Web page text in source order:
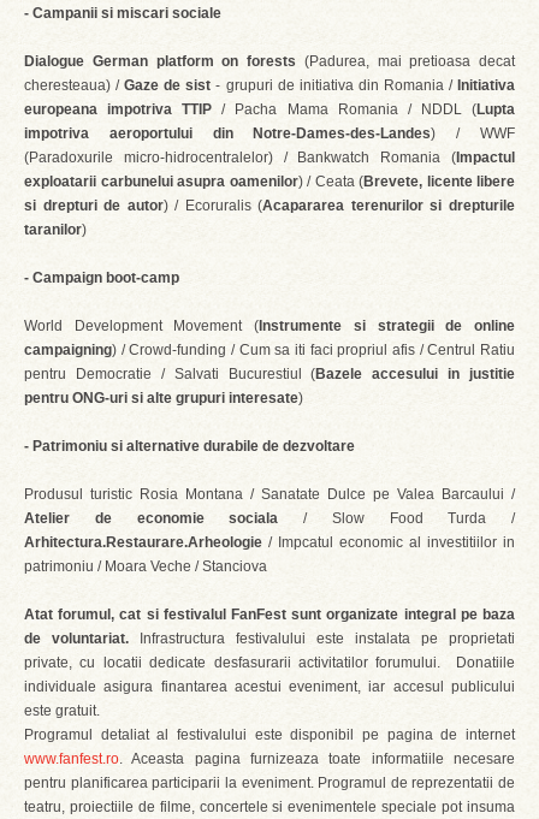
- Campanii si miscari sociale
Dialogue German platform on forests (Padurea, mai pretioasa decat
cheresteaua) /Gaze de sist - grupuri de initiativa din Romania / Initiativa
europeana impotriva TTIP / Pacha Mama Romania / NDDL (Lupta
impotriva aeroportului din Notre-Dames-des-Landes) / WWF
(Paradoxurile micro-hidrocentralelor) / Bankwatch Romania ( Impactul
exploatarii carbunelui asupra oamenilor) / Ceata (Brevete, licente libere
si drepturi de autor) / Ecoruralis (Acapararea terenurilor si drepturile
taranilor)
- Campaign boot-camp
World Development Movement ( Instrumente si strategii de online
campaigning) / Crowd-funding / Cum sa iti faci propriul afis / Centrul Ratiu
pentru Democratie / Salvati Bucurestiul (Bazele accesului in justitie
pentru ONG-uri si alte grupuri interesate)
- Patrimoniu si alternative durabile de dezvoltare
Produsul turistic Rosia Montana / Sanatate Dulce pe Valea Barcaului /
Atelier de economie sociala / Slow Food Turda /
Arhitectura.Restaurare.Arheologie / Impcatul economic al investitiilor in
patrimoniu / Moara Veche / Stanciova
Atat forumul, cat si festivalul FanFest sunt organizate integral pe baza
de voluntariat. Infrastructura festivalului este instalata pe proprietati
private, cu locatii dedicate desfasurarii activitatilor forumului. Donatiile
individuale asigura finantarea acestui eveniment, iar accesul publicului
este gratuit.
Programul detaliat al festivalului este disponibil pe pagina de internet
www.fanfest.ro. Aceasta pagina furnizeaza toate informatiile necesare
pentru planificarea participarii la eveniment. Programul de reprezentatii de
teatru, proiectiile de filme, concertele si evenimentele speciale pot insuma